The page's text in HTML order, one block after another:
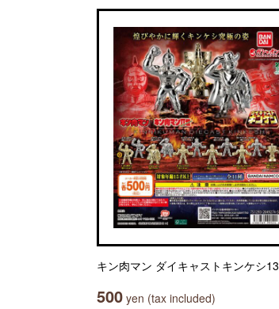
キン肉マン ダイキャストキンケシ13
500 yen (tax included)